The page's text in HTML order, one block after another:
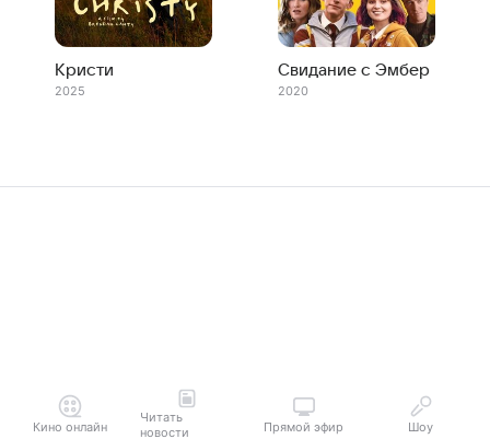
Кристи
2025
Свидание с Эмбер
2020
Кино онлайн
Читать
новости
Прямой эфир Шоу